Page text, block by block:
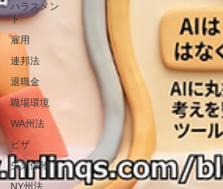
ハラスメン
ト
雇用
連邦法
退職金
職場環境
WA州法
ビザ
失業保険
NY州法